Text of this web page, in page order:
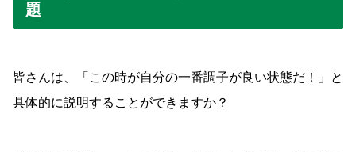
題
皆さんは、「この時が自分の一番調子が良い状態だ！」と
具体的に説明することができますか？